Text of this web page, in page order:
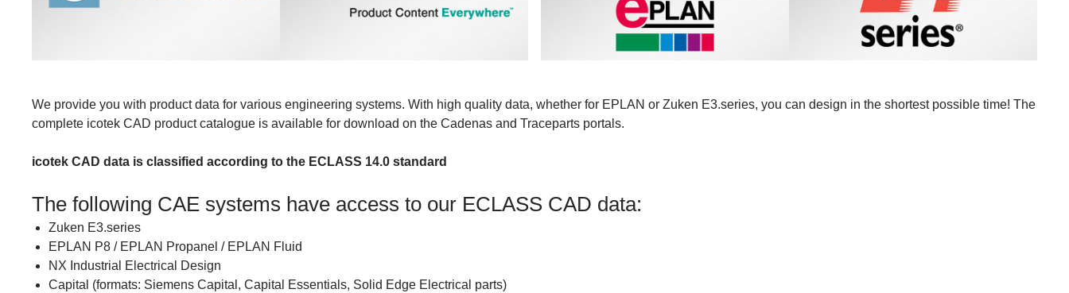
We provide you with product data for various engineering systems. With high quality data, whether for EPLAN or Zuken E3.series, you can design in the shortest possible time! The
complete icotek CAD product catalogue is available for download on the Cadenas and Traceparts portals.
icotek CAD data is classified according to the ECLASS 14.0 standard
The following CAE systems have access to our ECLASS CAD data:
Zuken E3.series
EPLAN P8 / EPLAN Propanel / EPLAN Fluid
NX Industrial Electrical Design
Capital (formats: Siemens Capital, Capital Essentials, Solid Edge Electrical parts)